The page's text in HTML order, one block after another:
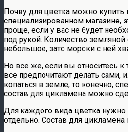
Почву для цветка можно
специализированном магазине,
проще, если у вас не будет
под рукой. Количество
небольшое, зато мороки с ней
Но все же, если вы относитесь
все предпочитают делать сами,
копаться в земле, то конечно,
состав для цикламена можно
Для каждого вида цветка нужно
отдельно. Состав для цикламена